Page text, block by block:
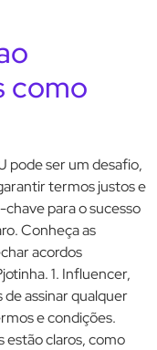
como
pode ser um desafio,
termos justos e
para o sucesso
Conheça as
acordos
1. Influencer,
assinar qualquer
e condições.
claros, como